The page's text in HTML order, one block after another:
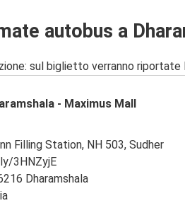
autobus a
sul biglietto verranno riportate
- Maximus Mall
Filling Station, NH 503, Sudher
3HNZyjE
Dharamshala